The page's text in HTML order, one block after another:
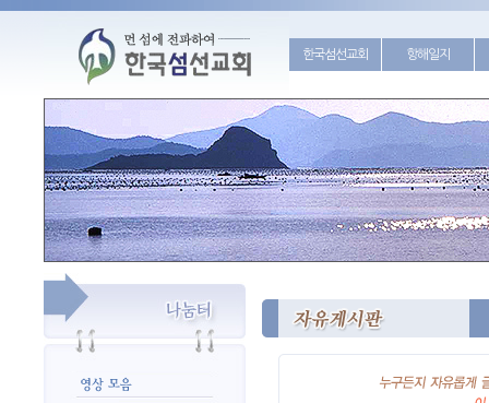
한국섬선교회 항해일지